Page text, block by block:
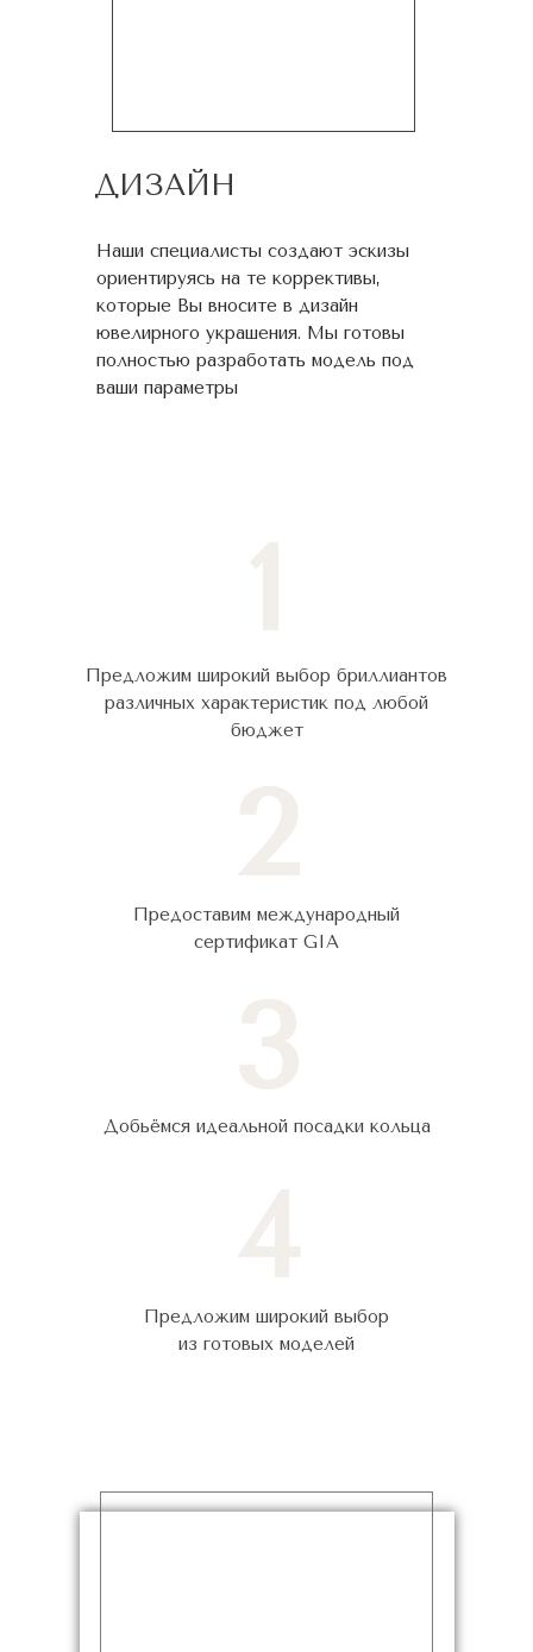
ДИЗАЙН
Наши специалисты создают эскизы
ориентируясь на те коррективы,
которые Вы вносите в дизайн
ювелирного украшения. Мы готовы
полностью разработать модель под
ваши параметры
Предложим широкий выбор бриллиантов
различных характеристик под любой
бюджет
Предоставим международный
сертификат GIA
Добьёмся идеальной посадки кольца
Предложим широкий выбор
из готовых моделей